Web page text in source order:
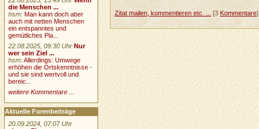
Zitat mailen, kommentieren etc. ...
[3 Kommentare]
die Menschen ...
hsm:Man kann doch aber
auch mit netten Menschen
ein entspanntes und
gemütliches Pla...
22.08.2025, 09:30 Uhr Nur
wer sein Ziel ...
hsm:Allerdings: Umwege
erhöhen die Ortskenntnisse -
und sie sind wertvoll und
bereic...
weitere Kommentare ...
Aktuelle Forenbeiträge
20.09.2024, 07:07 Uhr